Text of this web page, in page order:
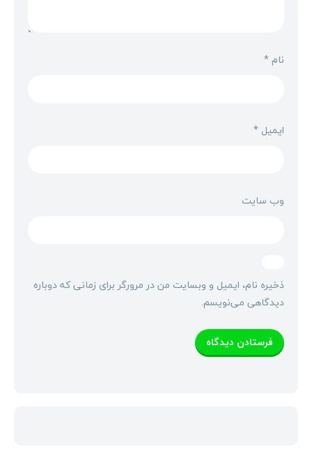
نام*
ایمیل *
وب‌ سایت
ذخیره نام، ایمیل و وبسایت من در مرورگر برای زمانی که دوباره
دیدگاهی می‌نویسم.